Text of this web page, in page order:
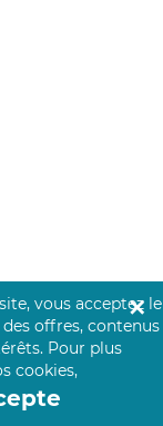
vous acceptez le
offres, contenus
Pour plus
cookies,
✕